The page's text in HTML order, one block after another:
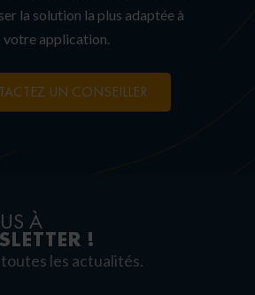
la solution la plus adaptée à
votre application.
UN CONSEILLER
À
!
les actualités.